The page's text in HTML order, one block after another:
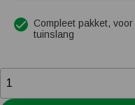
Compleet pakket,
tuinslang